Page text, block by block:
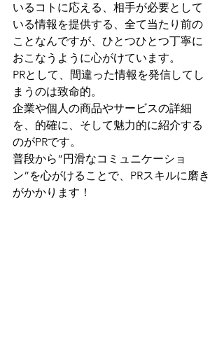
いるコトに応える、相手が必要として
いる情報を提供する、全て当たり前の
ことなんですが、ひとつひとつ丁寧に
おこなうように心がけています。
PRとして、間違った情報を発信してし
まうのは致命的。
企業や個人の商品やサービスの詳細
を、的確に、そして魅力的に紹介する
のがPRです。
普段から“円滑なコミュニケーショ
ン”を心がけることで、PRスキルに磨き
がかかります！